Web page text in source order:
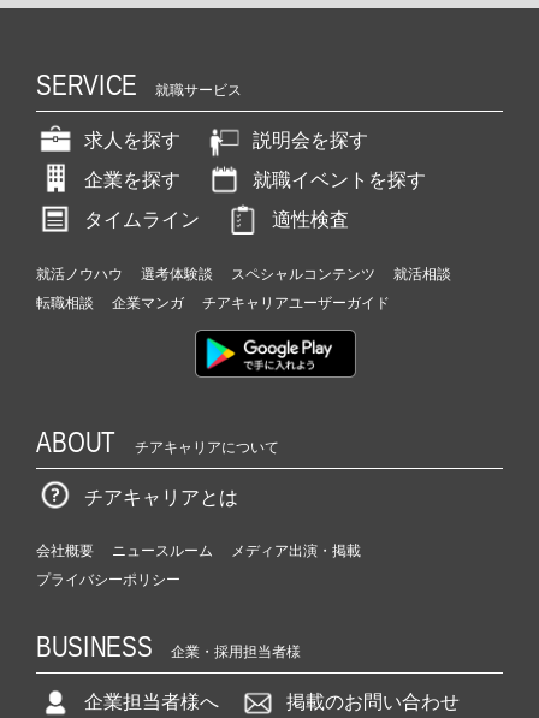
SERVICE 就職サービス
求人を探す
説明会を探す
企業を探す
就職イベントを探す
タイムライン
適性検査
就活ノウハウ 選考体験談 スペシャルコンテンツ
就活相談
転職相談
企業マンガ チアキャリアユーザーガイド
ABOUT チアキャリアについて
チアキャリアとは
会社概要 ニュースルーム
メディア出演・掲載
プライバシーポリシー
BUSINESS 企業・採用担当者様
企業担当者様へ 掲載のお問い合わせ